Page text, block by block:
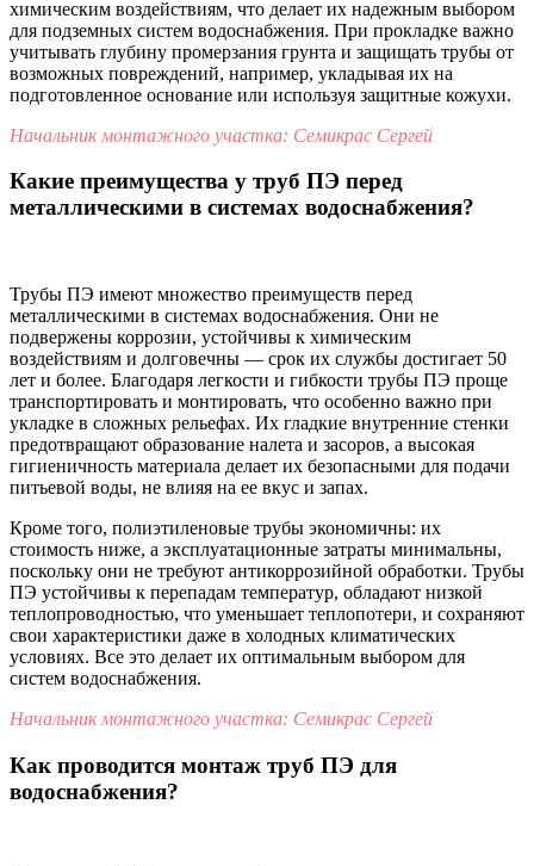
химическим воздействиям, что делает их надежным выбором
для подземных систем водоснабжения. При прокладке важно
учитывать глубину промерзания грунта и защищать трубы от
возможных повреждений, например, укладывая их на
подготовленное основание или используя защитные кожухи.
Начальник монтажного участка: Семикрас Сергей
Какие преимущества у труб ПЭ перед
металлическими в системах водоснабжения?
Трубы ПЭ имеют множество преимуществ перед
металлическими в системах водоснабжения. Они не
подвержены коррозии, устойчивы к химическим
воздействиям и долговечны — срок их службы достигает 50
лет и более. Благодаря легкости и гибкости трубы ПЭ проще
транспортировать и монтировать, что особенно важно при
укладке в сложных рельефах. Их гладкие внутренние стенки
предотвращают образование налета и засоров, а высокая
гигиеничность материала делает их безопасными для подачи
питьевой воды, не влияя на ее вкус и запах.
Кроме того, полиэтиленовые трубы экономичны: их
стоимость ниже, а эксплуатационные затраты минимальны,
поскольку они не требуют антикоррозийной обработки. Трубы
ПЭ устойчивы к перепадам температур, обладают низкой
теплопроводностью, что уменьшает теплопотери, и сохраняют
свои характеристики даже в холодных климатических
условиях. Все это делает их оптимальным выбором для
систем водоснабжения.
Начальник монтажного участка: Семикрас Сергей
Как проводится монтаж труб ПЭ для
водоснабжения?